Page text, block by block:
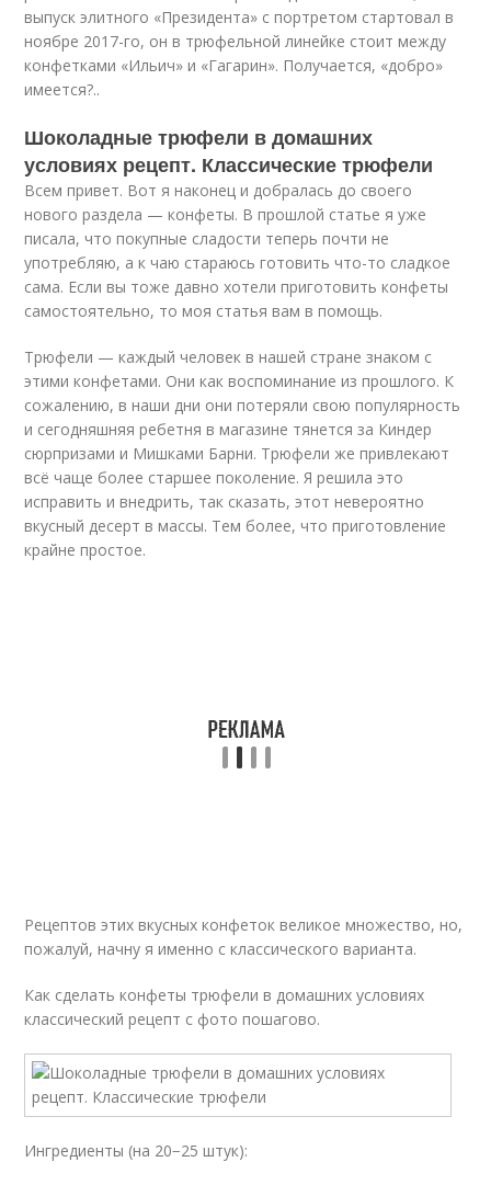
выпуск элитного «Президента» с портретом стартовал в
ноябре 2017-го, он в трюфельной линейке стоит между
конфетками «Ильич» и «Гагарин». Получается, «добро»
имеется?..
Шоколадные трюфели в домашних
условиях рецепт. Классические трюфели
Всем привет. Вот я наконец и добралась до своего
нового раздела — конфеты. В прошлой статье я уже
писала, что покупные сладости теперь почти не
употребляю, а к чаю стараюсь готовить что-то сладкое
сама. Если вы тоже давно хотели приготовить конфеты
самостоятельно, то моя статья вам в помощь.
Трюфели — каждый человек в нашей стране знаком с
этими конфетами. Они как воспоминание из прошлого. К
сожалению, в наши дни они потеряли свою популярность
и сегодняшняя ребетня в магазине тянется за Киндер
сюрпризами и Мишками Барни. Трюфели же привлекают
всё чаще более старшее поколение. Я решила это
исправить и внедрить, так сказать, этот невероятно
вкусный десерт в массы. Тем более, что приготовление
крайне простое.
Рецептов этих вкусных конфеток великое множество, но,
пожалуй, начну я именно с классического варианта.
Как сделать конфеты трюфели в домашних условиях
классический рецепт с фото пошагово.
Ингредиенты (на 20−25 штук):